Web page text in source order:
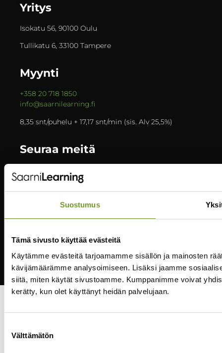
Suostumus
Tämä sivusto käyttää evästeitä
Käytämme evästeitä tarjoamamme sisällön ja mainosten
kävijämäärämme analysoimiseen. Lisäksi jaamme
siitä, miten käytät sivustoamme. Kumppanimme voivat
kerätty, kun olet käyttänyt heidän palvelujaan.
valinta
Välttämätön
Yritys
Isokatu 56, 90100 Oulu
Tullikatu 6, 33100 Tampere
Myynti
+358 20 718 1850
info@saarnilearning.fi
8,35 snt/puhelu + 17,17 snt/min (sis. Alv 25,5%)
Seuraa meitä
Tietosuojaseloste